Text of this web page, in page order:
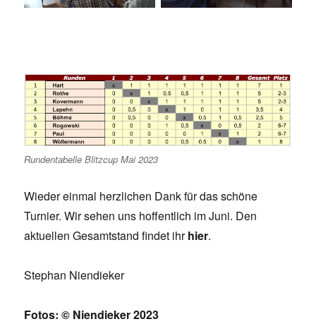
Rundentabelle Blitzcup Mai 2023
Wieder einmal herzlichen Dank für das schöne
Turnier. Wir sehen uns hoffentlich im Juni. Den
aktuellen Gesamtstand findet ihrhier.
Stephan Niendieker
Fotos: © Niendieker 2023